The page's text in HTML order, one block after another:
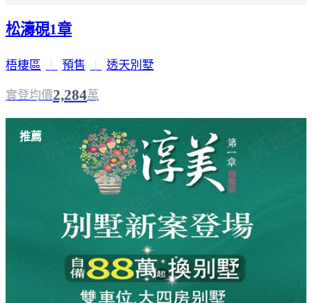
松濤硯1章
梧棲區 預售 透天別墅
實登均價2,284萬
推薦